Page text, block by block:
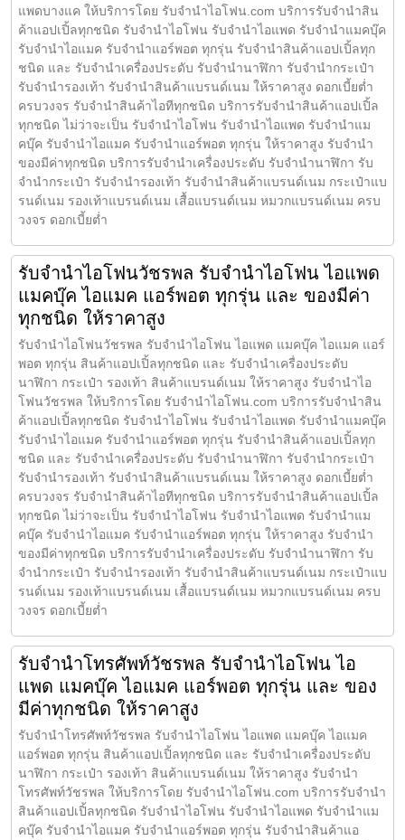
แพดบางแค ให้บริการโดย รับจํานําไอโฟน.com บริการรับจำนำสิน
ค้าแอปเปิ้ลทุกชนิด รับจำนำไอโฟน รับจำนำไอแพด รับจำนำแมคบุ๊ค
รับจำนำไอแมค รับจำนำแอร์พอต ทุกรุ่น รับจำนำสินค้าแอปเปิ้ลทุก
ชนิด และ รับจำนำเครื่องประดับ รับจำนำนาฬิกา รับจำนำกระเป๋า
รับจำนำรองเท้า รับจำนำสินค้าแบรนด์เนม ให้ราคาสูง ดอกเบี้ยต่ำ
ครบวงจร รับจำนำสินค้าไอทีทุกชนิด บริการรับจำนำสินค้าแอปเปิ้ล
ทุกชนิด ไม่ว่าจะเป็น รับจำนำไอโฟน รับจำนำไอแพด รับจำนำแม
คบุ๊ค รับจำนำไอแมค รับจำนำแอร์พอต ทุกรุ่น ให้ราคาสูง รับจำนำ
ของมีค่าทุกชนิด บริการรับจำนำเครื่องประดับ รับจำนำนาฬิกา รับ
จำนำกระเป๋า รับจำนำรองเท้า รับจำนำสินค้าแบรนด์เนม กระเป๋าแบ
รนด์เนม รองเท้าแบรนด์เนม เสื้อแบรนด์เนม หมวกแบรนด์เนม ครบ
วงจร ดอกเบี้ยต่ำ
รับจำนำไอโฟนวัชรพล รับจำนำไอโฟน ไอแพด
แมคบุ๊ค ไอแมค แอร์พอต ทุกรุ่น และ ของมีค่า
ทุกชนิด ให้ราคาสูง
รับจำนำไอโฟนวัชรพล รับจำนำไอโฟน ไอแพด แมคบุ๊ค ไอแมค แอร์
พอต ทุกรุ่น สินค้าแอปเปิ้ลทุกชนิด และ รับจำนำเครื่องประดับ
นาฬิกา กระเป๋า รองเท้า สินค้าแบรนด์เนม ให้ราคาสูง รับจำนำไอ
โฟนวัชรพล ให้บริการโดย รับจํานําไอโฟน.com บริการรับจำนำสิน
ค้าแอปเปิ้ลทุกชนิด รับจำนำไอโฟน รับจำนำไอแพด รับจำนำแมคบุ๊ค
รับจำนำไอแมค รับจำนำแอร์พอต ทุกรุ่น รับจำนำสินค้าแอปเปิ้ลทุก
ชนิด และ รับจำนำเครื่องประดับ รับจำนำนาฬิกา รับจำนำกระเป๋า
รับจำนำรองเท้า รับจำนำสินค้าแบรนด์เนม ให้ราคาสูง ดอกเบี้ยต่ำ
ครบวงจร รับจำนำสินค้าไอทีทุกชนิด บริการรับจำนำสินค้าแอปเปิ้ล
ทุกชนิด ไม่ว่าจะเป็น รับจำนำไอโฟน รับจำนำไอแพด รับจำนำแม
คบุ๊ค รับจำนำไอแมค รับจำนำแอร์พอต ทุกรุ่น ให้ราคาสูง รับจำนำ
ของมีค่าทุกชนิด บริการรับจำนำเครื่องประดับ รับจำนำนาฬิกา รับ
จำนำกระเป๋า รับจำนำรองเท้า รับจำนำสินค้าแบรนด์เนม กระเป๋าแบ
รนด์เนม รองเท้าแบรนด์เนม เสื้อแบรนด์เนม หมวกแบรนด์เนม ครบ
วงจร ดอกเบี้ยต่ำ
รับจำนำโทรศัพท์วัชรพล รับจำนำไอโฟน ไอ
แพด แมคบุ๊ค ไอแมค แอร์พอต ทุกรุ่น และ ของ
มีค่าทุกชนิด ให้ราคาสูง
รับจำนำโทรศัพท์วัชรพล รับจำนำไอโฟน ไอแพด แมคบุ๊ค ไอแมค
แอร์พอต ทุกรุ่น สินค้าแอปเปิ้ลทุกชนิด และ รับจำนำเครื่องประดับ
นาฬิกา กระเป๋า รองเท้า สินค้าแบรนด์เนม ให้ราคาสูง รับจำนำ
โทรศัพท์วัชรพล ให้บริการโดย รับจํานําไอโฟน.com บริการรับจำนำ
สินค้าแอปเปิ้ลทุกชนิด รับจำนำไอโฟน รับจำนำไอแพด รับจำนำแม
คบุ๊ค รับจำนำไอแมค รับจำนำแอร์พอต ทุกรุ่น รับจำนำสินค้าแอ